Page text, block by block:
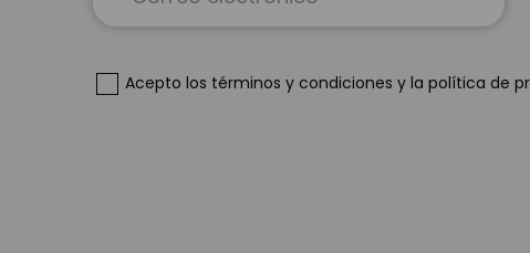
noticias:
Acepto los términos y condiciones y la política de